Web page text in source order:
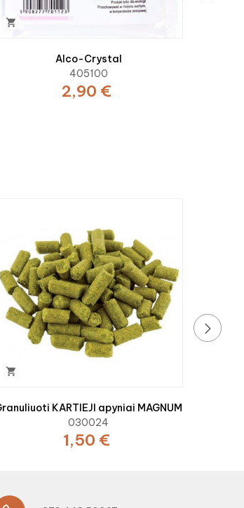

Alco-Crystal
405100
2,90 €

KARTIEJI apyniai MAGNUM
030024
1,50 €